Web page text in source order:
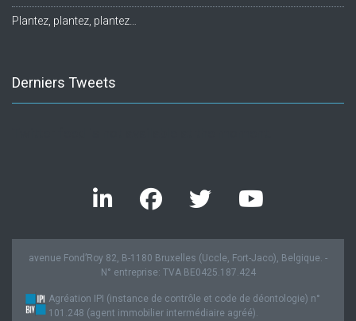
Plantez, plantez, plantez…
Derniers Tweets
avenue Fond’Roy 82, B-1180 Bruxelles (Uccle, Fort-Jaco), Belgique. -
N° entreprise: TVA BE0425.187.424
Agréation IPI (instance de contrôle et code de déontologie) n°
101.248 (agent immobilier intermédiaire agréé).